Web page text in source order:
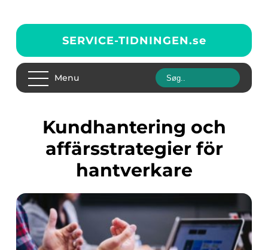
SERVICE-TIDNINGEN.se
Menu
Kundhantering och
affärsstrategier för
hantverkare